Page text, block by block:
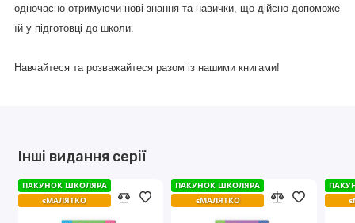
одночасно отримуючи нові знання та навички, що дійсно допоможе
їй у підготовці до школи.
Навчайтеся та розважайтеся разом із нашими книгами!
Інші видання серії
ПАКУНОК ШКОЛЯРА
єМАЛЯТКО
ПАКУНОК ШКОЛЯРА
єМАЛЯТКО
ПАКУНОК ШКОЛЯРА
єМАЛЯТКО
ПАКУНОК ШКОЛЯРА
єМАЛЯТКО